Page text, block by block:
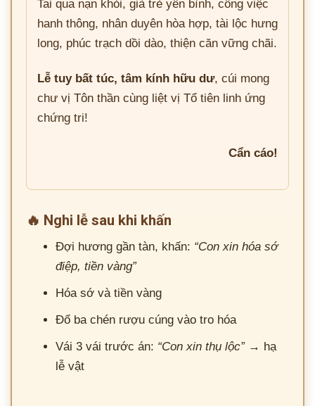
Tai qua nạn khỏi, già trẻ yên bình, công việc
hanh thông, nhân duyên hòa hợp, tài lộc hưng
long, phúc trạch dồi dào, thiện căn vững chãi.
Lễ tuy bất túc, tâm kính hữu dư, cúi mong
chư vị Tôn thần cùng liệt vị Tổ tiên linh ứng
chứng tri!
Cẩn cáo!
🔥 Nghi lễ sau khi khấn
Đợi hương gần tàn, khấn: “Con xin hóa sớ
điệp, tiền vàng”
Hóa sớ và tiền vàng
Đổ ba chén rượu cúng vào tro hóa
Vái 3 vái trước án: “Con xin thụ lộc”→ hạ
lễ vật